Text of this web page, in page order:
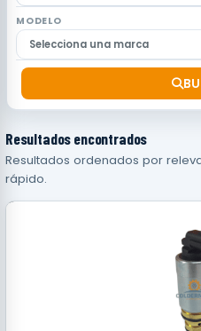
MODELO
Resultados encontrados
Resultados ordenados por
rápido.